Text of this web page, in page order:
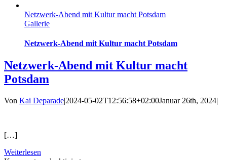
Musik-
und
für
Musiker:innen
la
Funk
Netzwerk-Abend mit Kultur macht Potsdam
Gallerie
Netzwerk-Abend mit Kultur macht Potsdam
Netzwerk-Abend mit Kultur macht
Potsdam
Von Kai Deparade|2024-05-02T12:56:58+02:00Januar 26th, 2024|
[…]
Weiterlesen